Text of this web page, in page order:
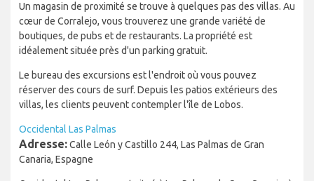
Un magasin de proximité se trouve à quelques pas des villas. Au
cœur de Corralejo, vous trouverez une grande variété de
boutiques, de pubs et de restaurants. La propriété est
idéalement située près d'un parking gratuit.
Le bureau des excursions est l'endroit où vous pouvez
réserver des cours de surf. Depuis les patios extérieurs des
villas, les clients peuvent contempler l'île de Lobos.
Occidental Las Palmas
Adresse:Calle León y Castillo 244, Las Palmas de Gran
Canaria, Espagne